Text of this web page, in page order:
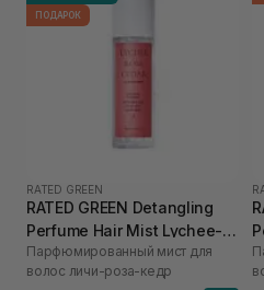
ПОДАРОК
RATED GREEN
RATED GREEN Detangling
Perfume Hair Mist Lychee-
Rose-Cedar 80 мл
Парфюмированный мист для
волос личи-роза-кедр